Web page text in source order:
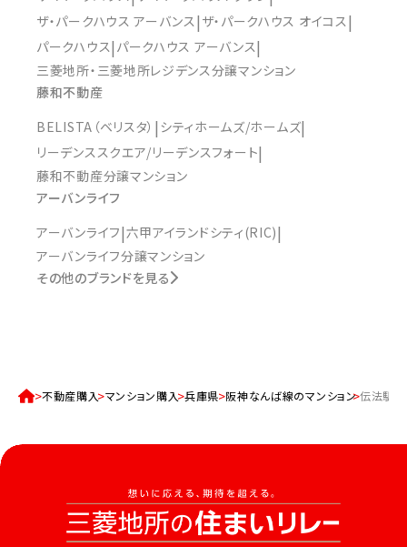
ザ・パークハウス アーバンス ザ・パークハウス オイコス
パークハウス パークハウス アーバンス
三菱地所・三菱地所レジデンス分譲マンション
藤和不動産
BELISTA（ベリスタ） シティホームズ/ホームズ
リーデンススクエア/リーデンスフォート
藤和不動産分譲マンション
アーバンライフ
アーバンライフ 六甲アイランドシティ(RIC)
アーバンライフ分譲マンション
その他のブランドを見る
不動産購入 マンション購入 兵庫県 阪神なんば線のマンション伝法駅の